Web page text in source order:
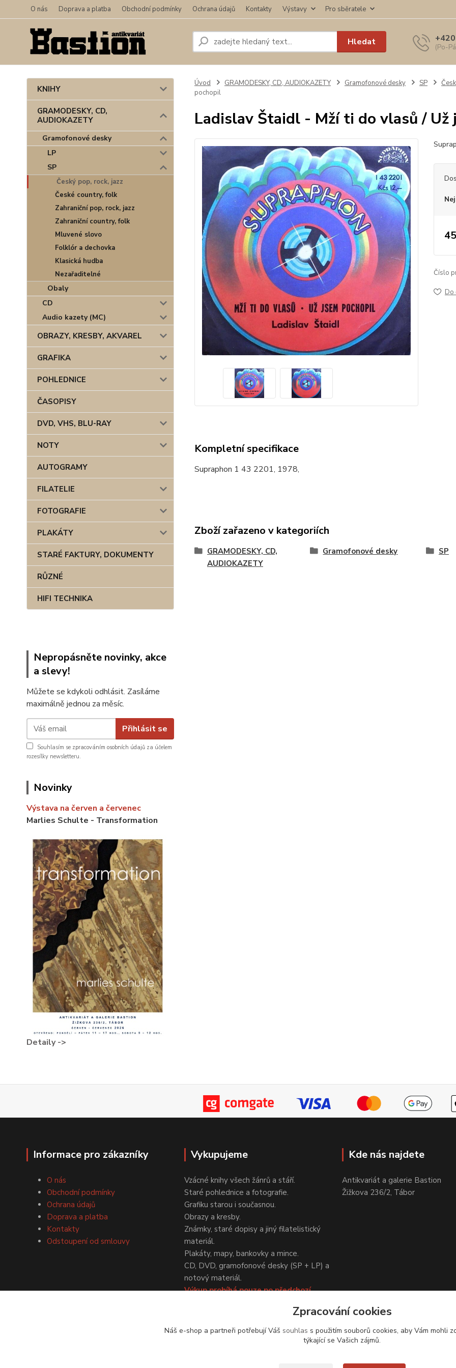
O nás Doprava a platba Obchodní podmínky Ochrana údajů Kontakty Výstavy Pro sběratele
Hledat (Po-
KNIHY
GRAMODESKY, CD,
AUDIOKAZETY
Gramofonové desky
LP
SP
Český pop, rock, jazz
České country, folk
Zahraniční pop, rock, jazz
Zahraniční country, folk
Mluvené slovo
Folklór a dechovka
Klasická hudba
Nezařaditelné
Obaly
CD
Audio kazety (MC)
OBRAZY, KRESBY, AKVAREL
GRAFIKA
POHLEDNICE
ČASOPISY
DVD, VHS, BLU-RAY
NOTY
AUTOGRAMY
FILATELIE
FOTOGRAFIE
PLAKÁTY
STARÉ FAKTURY, DOKUMENTY
RŮZNÉ
HIFI TECHNIKA
Nepropásněte novinky, akce
a slevy!
Můžete se kdykoli odhlásit. Zasíláme
maximálně jednou za měsíc.
Přihlásit se
Souhlasím se zpracováním osobních údajů za účelem
rozesílky newsletteru.
Novinky
Výstava na červen a červenec
Marlies Schulte - Transformation
Detaily ->
Úvod GRAMODESKY, CD, AUDIOKAZETY Gramofonové desky SP
pochopil
Ladislav Štaidl - Mží ti do vlasů / Už
Číslo
Do
Kompletní specifikace
Supraphon 1 43 2201, 1978,
Zboží zařazeno v kategoriích
GRAMODESKY, CD,
AUDIOKAZETY
Gramofonové desky SP
Informace pro zákazníky
O nás
Obchodní podmínky
Ochrana údajů
Doprava a platba
Kontakty
Odstoupení od smlouvy
Vykupujeme
Vzácné knihy všech žánrů a stáří.
Staré pohlednice a fotografie.
Grafiku starou i současnou.
Obrazy a kresby.
Známky, staré dopisy a jiný filatelistický
materiál.
Plakáty, mapy, bankovky a mince.
CD, DVD, gramofonové desky (SP + LP) a
notový materiál.
Výkup probíhá pouze po předchozí
Kde nás najdete
Antikvariát a galerie Bastion
Žižkova 236/2, Tábor
Zpracování cookies
Náš e-shop a partneři potřebují Váš souhlas s použitím souborů cookies, aby Vám mohli
týkající se Vašich zájmů.